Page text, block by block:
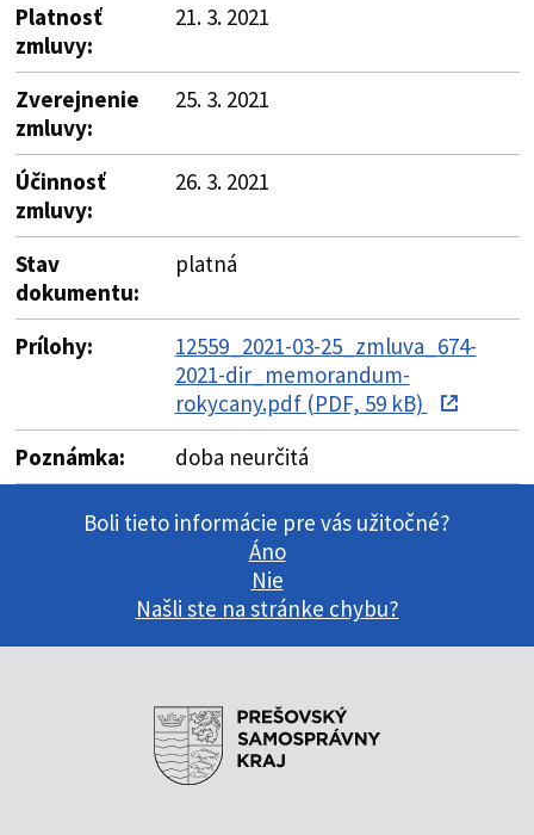
Platnosť
zmluvy:
21. 3. 2021
Zverejnenie
zmluvy:
25. 3. 2021
Účinnosť
zmluvy:
26. 3. 2021
Stav
dokumentu:
platná
Prílohy:
12559_2021-03-25_zmluva_674-
2021-dir_memorandum-
rokycany.pdf (PDF, 59 kB)
Poznámka:
doba neurčitá
Boli tieto informácie pre vás užitočné?
Áno
Nie
Našli ste na stránke chybu?